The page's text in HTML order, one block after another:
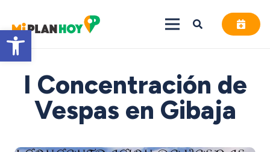
Abrir barra de herramientas
I Concentración de
Vespas en Gibaja